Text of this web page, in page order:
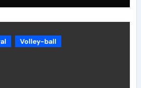
Volley-ball